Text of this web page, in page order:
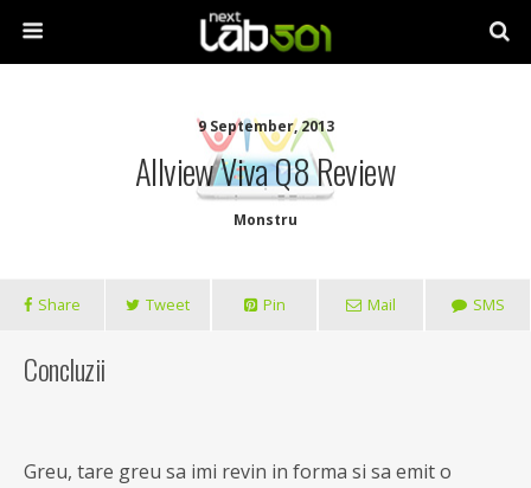
9 September, 2013
Allview Viva Q8 Review
Monstru
Share Tweet Pin Mail SMS
Concluzii
Greu, tare greu sa imi revin in forma si sa emit o